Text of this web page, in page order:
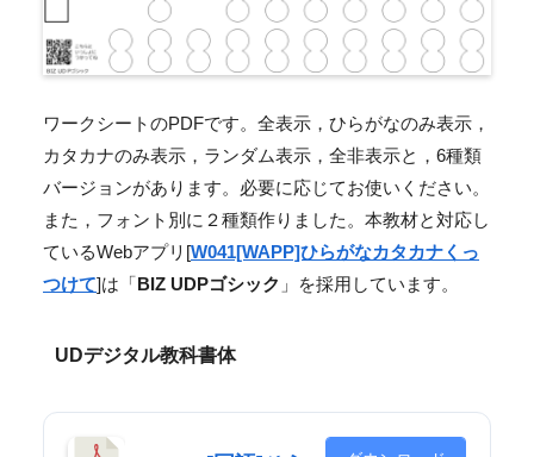
ワークシートのPDFです。全表示，ひらがなのみ表示，
カタカナのみ表示，ランダム表示，全非表示と，6種類
バージョンがあります。必要に応じてお使いください。
また，フォント別に２種類作りました。本教材と対応し
ているWebアプリ[W041[WAPP]ひらがなカタカナくっ
つけて]は「BIZ UDPゴシック 」を採用しています。
UDデジタル教科書体